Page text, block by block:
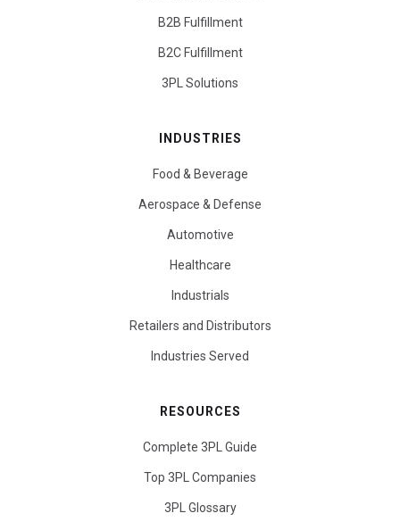
B2B Fulfillment
B2C Fulfillment
3PL Solutions
INDUSTRIES
Food & Beverage
Aerospace & Defense
Automotive
Healthcare
Industrials
Retailers and Distributors
Industries Served
RESOURCES
Complete 3PL Guide
Top 3PL Companies
3PL Glossary